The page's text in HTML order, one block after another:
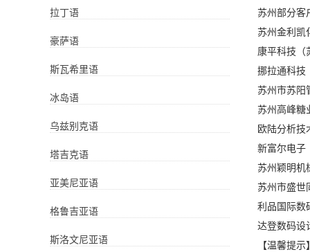
拉丁语
豪萨语
斯瓦希里语
冰岛语
乌兹别克语
塔吉克语
亚美尼亚语
格鲁吉亚语
斯洛文尼亚语
苏州部分客
苏州金利凯
康平科技（
挪拉通科技
苏州市苏阳
苏州高峰糖
欧陆分析技
新富尔电子
苏州颖明机
苏州市盛世
利品国际数
达登数码设
【温馨提